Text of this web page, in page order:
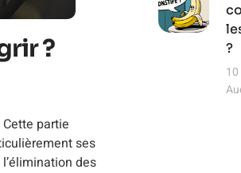
?
partie
ses
des
?